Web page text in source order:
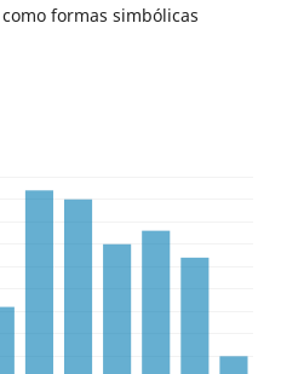
formas simbólicas